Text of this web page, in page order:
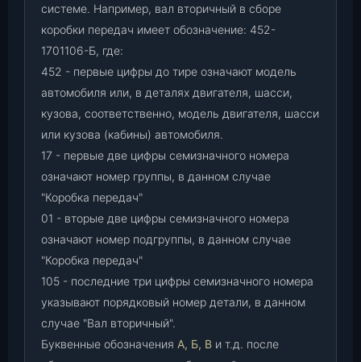
системе. Например, вал вторичный в сборе
коробки передач имеет обозначение: 452-
1701106-Б, где:
452 - первые цифры до тире означают модель
автомобиля или, в деталях двигателя, шасси,
кузова, соответственно, модель двигателя, шасси
или кузова (кабины) автомобиля.
17 - первые две цифры семизначного номера
означают номер группы, в данном случае
"Коробка передач"
01 - вторые две цифры семизначного номера
означают номер подгруппы, в данном случае
"Коробка передач"
105 - последние три цифры семизначного номера
указывают порядковый номер детали, в данном
случае "Вал вторичный".
Буквенные обозначения А, Б, В и т.д. после